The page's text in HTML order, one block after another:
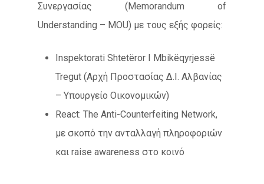
Συνεργασίας (Memorandum of
Understanding – MOU) με τους εξής φορείς:
Inspektorati Shtetëror I Mbikëqyrjessë
Tregut (Αρχή Προστασίας Δ.Ι. Αλβανίας
– Υπουργείο Οικονομικών)
React: The Anti-Counterfeiting Network,
με σκοπό την ανταλλαγή πληροφοριών
και raise awareness στο κοινό